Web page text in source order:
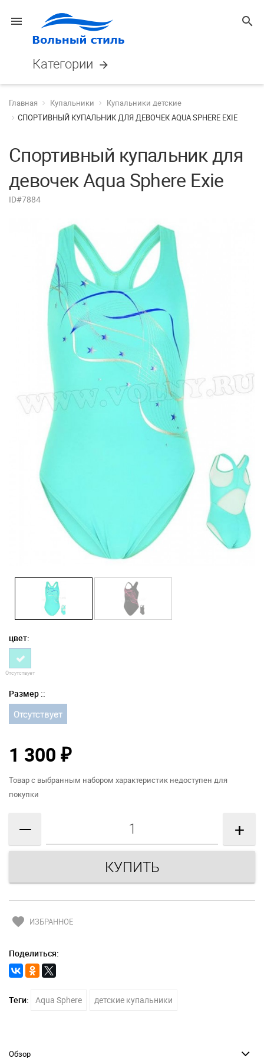
menu search
Категории arrow_forward
Главная Купальники
Купальники детские
СПОРТИВНЫЙ КУПАЛЬНИК ДЛЯ ДЕВОЧЕК AQUA SPHERE EXIE
Спортивный купальник для
девочек Aqua Sphere Exie
ID#7884
цвет:
Отсутствует
Размер ::
Отсутствует
1 300 ₽
Товар с выбранным набором характеристик недоступен для
покупки
— +
favorite ИЗБРАННОЕ
Поделиться:
Теги: Aqua Sphere детские купальники
Обзор